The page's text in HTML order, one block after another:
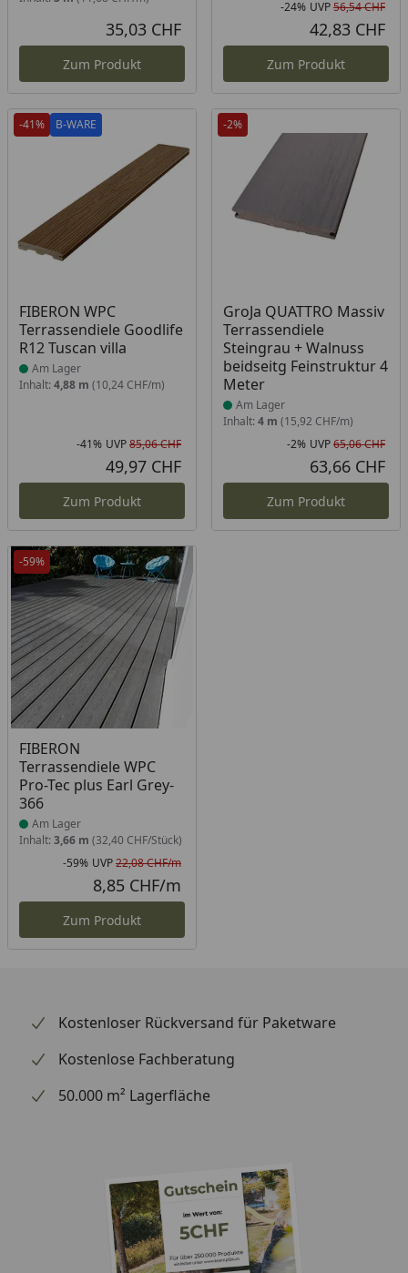
35,03 CHF
Zum Produkt
-24% UVP56,54 CHF
42,83 CHF
Zum Produkt
-41% B-WARE B-WARE
FIBERON WPC
Terrassendiele Goodlife
R12 Tuscan villa
Produkt am Lager
Am Lager
Inhalt: 4,88 m (10,24 CHF/m)
Rabatt in Prozent
-41%
Ursprünglicher Preis
UVP85,06 CHF
49,97 CHF
Zum Produkt
-2%
GroJa QUATTRO Massiv
Terrassendiele
Steingrau + Walnuss
beidseitg Feinstruktur 4
Meter
Produkt am Lager
Am Lager
Inhalt: 4 m (15,92 CHF/m)
-2% UVP65,06 CHF
63,66 CHF
Zum Produkt
-59%
FIBERON
Terrassendiele WPC
Pro-Tec plus Earl Grey-
366
Produkt am Lager
Am Lager
Inhalt: 3,66 m (32,40 CHF/Stück)
-59% UVP22,08 CHF/m
Aktueller Preis
8,85 CHF/m
Zum Produkt
Kostenloser Rückversand für Paketware
Kostenlose Fachberatung
50.000 m² Lagerfläche